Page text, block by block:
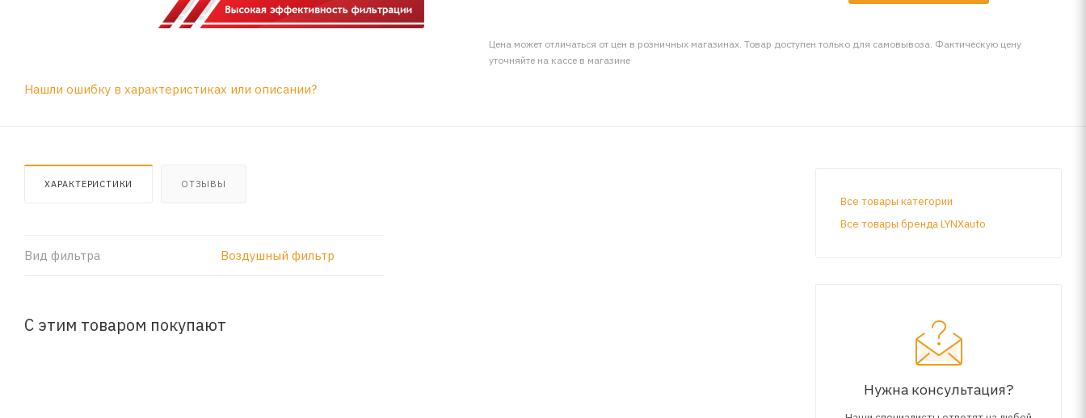
Цена может отличаться от цен в розничных магазинах. Товар доступен только для самовывоза. Фактическую цену
уточняйте на кассе в магазине
Нашли ошибку в характеристиках или описании?
ХАРАКТЕРИСТИКИ ОТЗЫВЫ
Вид фильтра Воздушный фильтр
С этим товаром покупают
Все товары категории
Все товары бренда LYNXauto
Нужна консультация?